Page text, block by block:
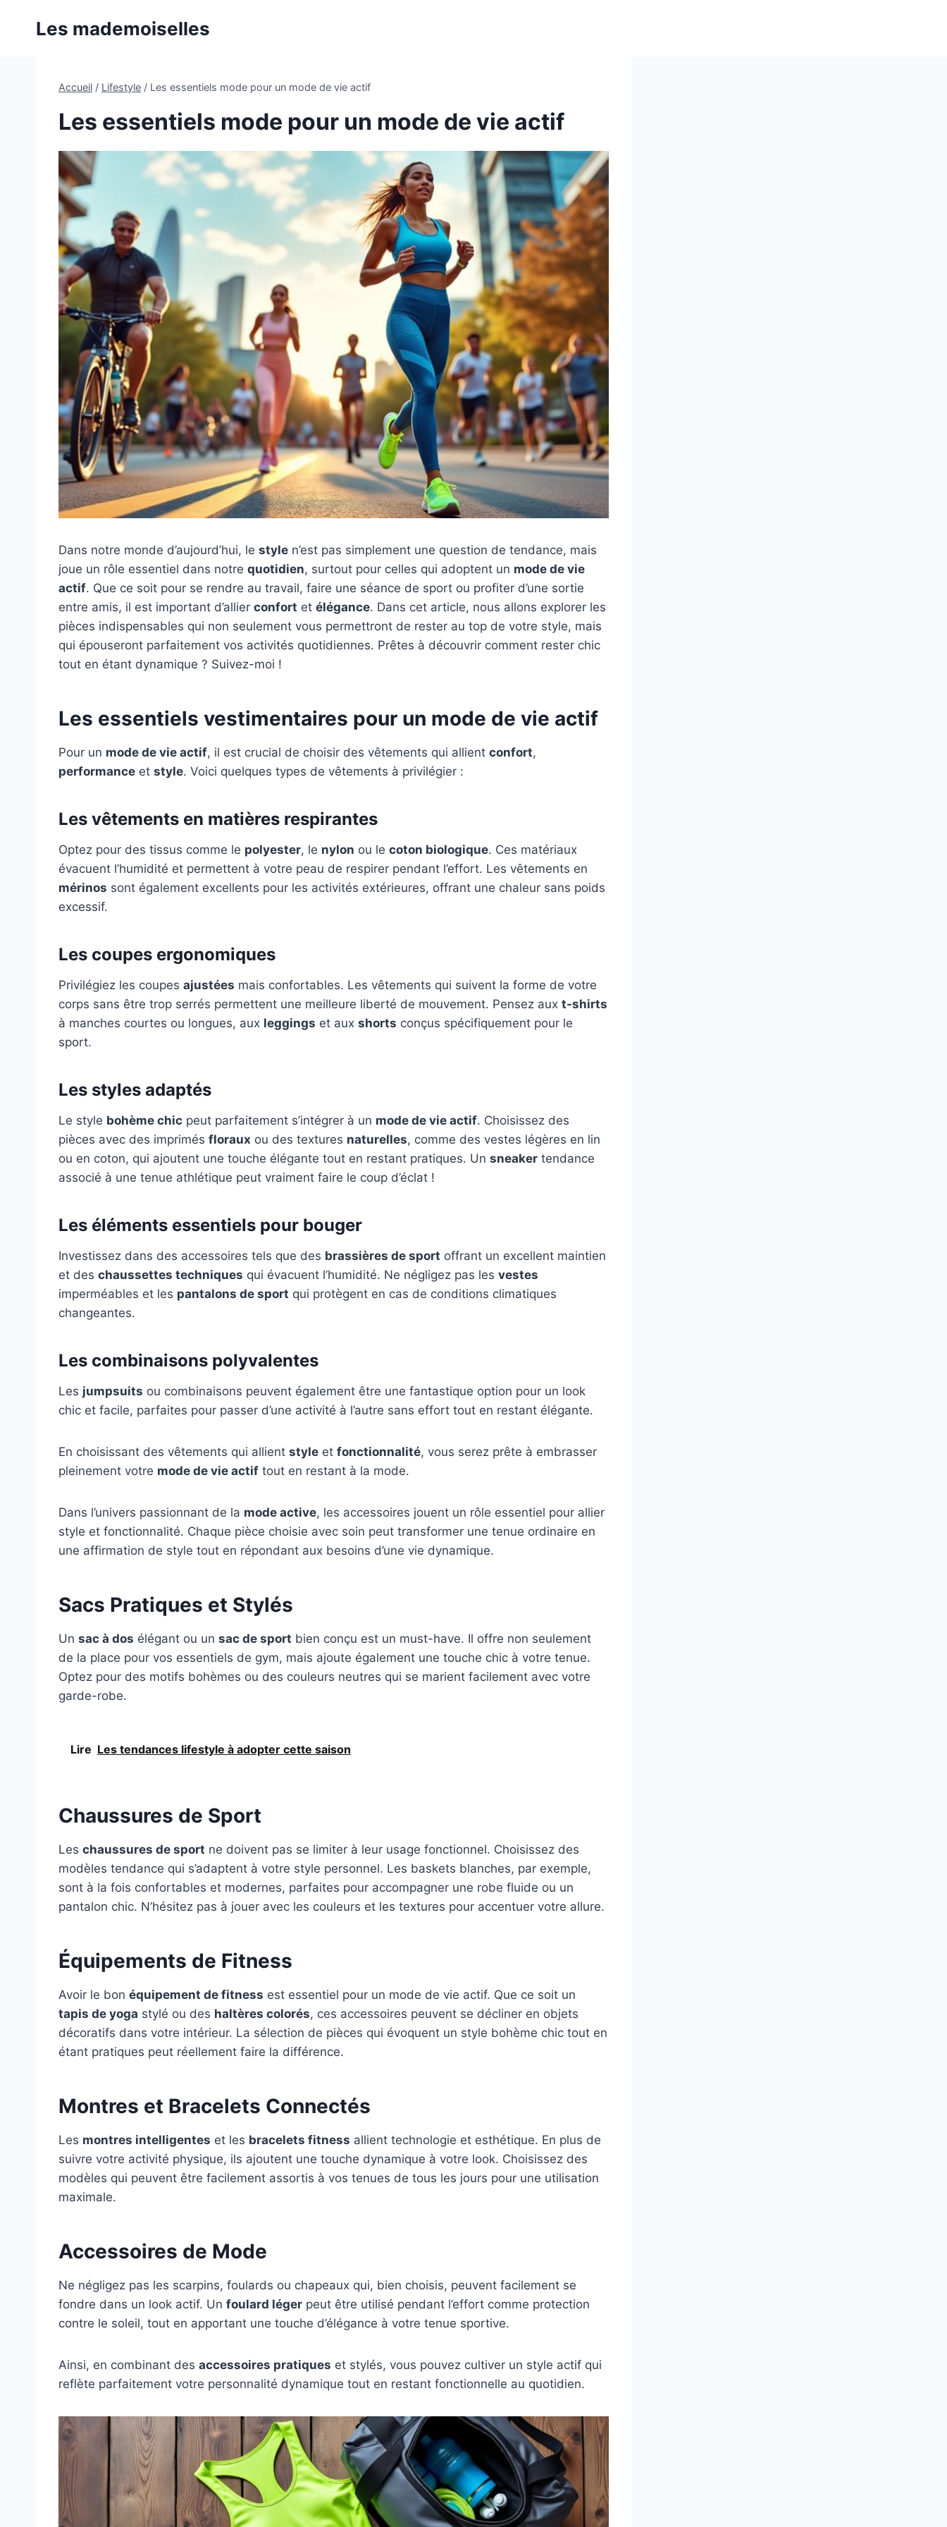
Les mademoiselles
Accueil / Lifestyle / Les essentiels mode pour un mode de vie actif
Les essentiels mode pour un mode de vie actif
Dans notre monde d’aujourd’hui, le style n’est pas simplement une question de tendance, mais
joue un rôle essentiel dans notre quotidien, surtout pour celles qui adoptent un mode de vie
actif. Que ce soit pour se rendre au travail, faire une séance de sport ou profiter d’une sortie
entre amis, il est important d’allier confort et élégance. Dans cet article, nous allons explorer les
pièces indispensables qui non seulement vous permettront de rester au top de votre style, mais
qui épouseront parfaitement vos activités quotidiennes. Prêtes à découvrir comment rester chic
tout en étant dynamique ? Suivez-moi !
Les essentiels vestimentaires pour un mode de vie actif
Pour un mode de vie actif, il est crucial de choisir des vêtements qui allient confort,
performance et style. Voici quelques types de vêtements à privilégier :
Les vêtements en matières respirantes
Optez pour des tissus comme le polyester, le nylon ou le coton biologique. Ces matériaux
évacuent l’humidité et permettent à votre peau de respirer pendant l’effort. Les vêtements en
mérinos sont également excellents pour les activités extérieures, offrant une chaleur sans poids
excessif.
Les coupes ergonomiques
Privilégiez les coupes ajustées mais confortables. Les vêtements qui suivent la forme de votre
corps sans être trop serrés permettent une meilleure liberté de mouvement. Pensez aux t-shirts
à manches courtes ou longues, aux leggings et aux shorts conçus spécifiquement pour le
sport.
Les styles adaptés
Le style bohème chic peut parfaitement s’intégrer à un mode de vie actif. Choisissez des
pièces avec des imprimés floraux ou des textures naturelles, comme des vestes légères en lin
ou en coton, qui ajoutent une touche élégante tout en restant pratiques. Un sneaker tendance
associé à une tenue athlétique peut vraiment faire le coup d’éclat !
Les éléments essentiels pour bouger
Investissez dans des accessoires tels que des brassières de sport offrant un excellent maintien
et des chaussettes techniques qui évacuent l’humidité. Ne négligez pas les vestes
imperméables et les pantalons de sport qui protègent en cas de conditions climatiques
changeantes.
Les combinaisons polyvalentes
Les jumpsuits ou combinaisons peuvent également être une fantastique option pour un look
chic et facile, parfaites pour passer d’une activité à l’autre sans effort tout en restant élégante.
En choisissant des vêtements qui allient style et fonctionnalité, vous serez prête à embrasser
pleinement votre mode de vie actif tout en restant à la mode.
Dans l’univers passionnant de la mode active, les accessoires jouent un rôle essentiel pour allier
style et fonctionnalité. Chaque pièce choisie avec soin peut transformer une tenue ordinaire en
une affirmation de style tout en répondant aux besoins d’une vie dynamique.
Sacs Pratiques et Stylés
Un sac à dos élégant ou un sac de sport bien conçu est un must-have. Il offre non seulement
de la place pour vos essentiels de gym, mais ajoute également une touche chic à votre tenue.
Optez pour des motifs bohèmes ou des couleurs neutres qui se marient facilement avec votre
garde-robe.
Lire Les tendances lifestyle à adopter cette saison
Chaussures de Sport
Les chaussures de sport ne doivent pas se limiter à leur usage fonctionnel. Choisissez des
modèles tendance qui s’adaptent à votre style personnel. Les baskets blanches, par exemple,
sont à la fois confortables et modernes, parfaites pour accompagner une robe fluide ou un
pantalon chic. N’hésitez pas à jouer avec les couleurs et les textures pour accentuer votre allure.
Équipements de Fitness
Avoir le bon équipement de fitness est essentiel pour un mode de vie actif. Que ce soit un
tapis de yoga stylé ou des haltères colorés, ces accessoires peuvent se décliner en objets
décoratifs dans votre intérieur. La sélection de pièces qui évoquent un style bohème chic tout en
étant pratiques peut réellement faire la différence.
Montres et Bracelets Connectés
Les montres intelligentes et les bracelets fitness allient technologie et esthétique. En plus de
suivre votre activité physique, ils ajoutent une touche dynamique à votre look. Choisissez des
modèles qui peuvent être facilement assortis à vos tenues de tous les jours pour une utilisation
maximale.
Accessoires de Mode
Ne négligez pas les scarpins, foulards ou chapeaux qui, bien choisis, peuvent facilement se
fondre dans un look actif. Un foulard léger peut être utilisé pendant l’effort comme protection
contre le soleil, tout en apportant une touche d’élégance à votre tenue sportive.
Ainsi, en combinant des accessoires pratiques et stylés, vous pouvez cultiver un style actif qui
reflète parfaitement votre personnalité dynamique tout en restant fonctionnelle au quotidien.